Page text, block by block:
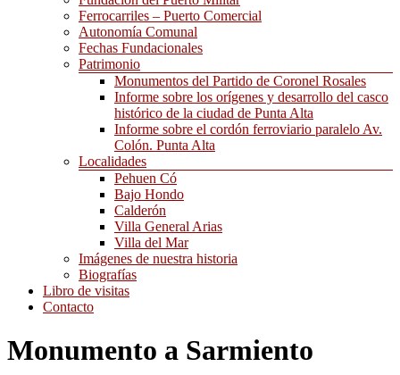
Ferrocarriles – Puerto Comercial
Autonomía Comunal
Fechas Fundacionales
Patrimonio
Monumentos del Partido de Coronel Rosales
Informe sobre los orígenes y desarrollo del casco
histórico de la ciudad de Punta Alta
Informe sobre el cordón ferroviario paralelo Av.
Colón. Punta Alta
Localidades
Pehuen Có
Bajo Hondo
Calderón
Villa General Arias
Villa del Mar
Imágenes de nuestra historia
Biografías
Libro de visitas
Contacto
Monumento a Sarmiento